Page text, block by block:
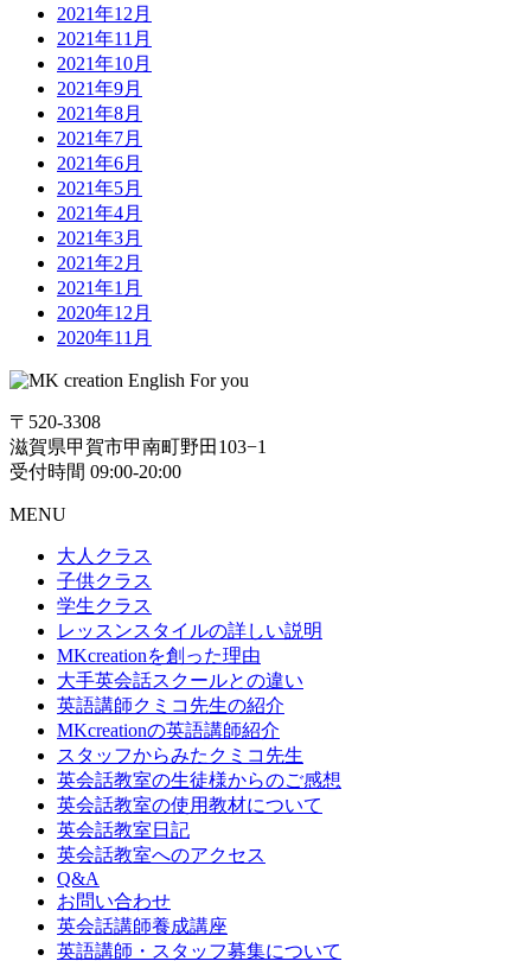
2021年12月
2021年11月
2021年10月
2021年9月
2021年8月
2021年7月
2021年6月
2021年5月
2021年4月
2021年3月
2021年2月
2021年1月
2020年12月
2020年11月
〒520-3308
滋賀県甲賀市甲南町野田103−1
受付時間 09:00-20:00
MENU
大人クラス
子供クラス
学生クラス
レッスンスタイルの詳しい説明
MKcreationを創った理由
大手英会話スクールとの違い
英語講師クミコ先生の紹介
MKcreationの英語講師紹介
スタッフからみたクミコ先生
英会話教室の生徒様からのご感想
英会話教室の使用教材について
英会話教室日記
英会話教室へのアクセス
Q&A
お問い合わせ
英会話講師養成講座
英語講師・スタッフ募集について